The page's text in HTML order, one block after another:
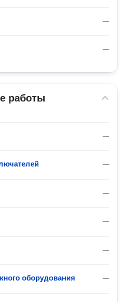
—
—
работы
—
—
—
—
—
—
оборудования